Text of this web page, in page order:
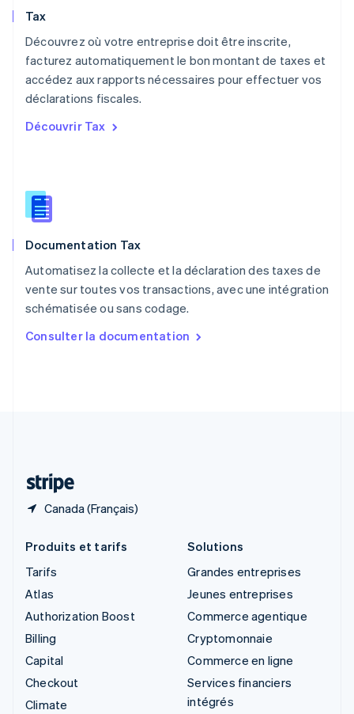
Tax
Découvrez où votre entreprise doit être inscrite,
facturez automatiquement le bon montant de taxes et
accédez aux rapports nécessaires pour effectuer vos
déclarations fiscales.
Découvrir Tax
Documentation Tax
Automatisez la collecte et la déclaration des taxes de
vente sur toutes vos transactions, avec une intégration
schématisée ou sans codage.
Consulter la documentation
Canada (Français)
Nouvelle-Zélande
Pays-Bas
NederlandsEnglish
Pologne
Portugal
République tchèque
English
English
Royaume-Uni
Singapour
English简体中文
English
Produits et tarifs
Tarifs
Atlas
Authorization Boost
Billing
Capital
Checkout
Climate
Solutions
Grandes entreprises
Jeunes entreprises
Commerce agentique
Cryptomonnaie
Commerce en ligne
Services financiers
intégrés